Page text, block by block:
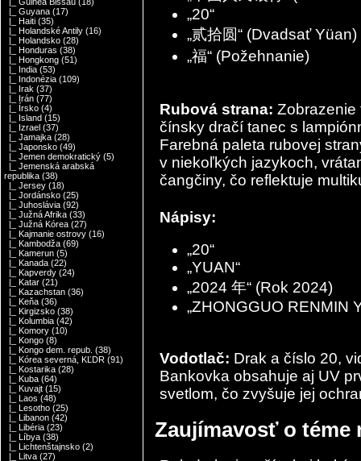
|_ Guyana (17)
|_ Haiti (35)
|_ Holandské Antily (16)
|_ Holandsko (28)
|_ Honduras (38)
|_ Hongkong (51)
|_ India (53)
|_ Indonézia (109)
|_ Irak (37)
|_ Irán (77)
|_ Írsko (4)
|_ Island (15)
|_ Izrael (37)
|_ Jamajka (28)
|_ Japonsko (49)
|_ Jemen demokratický (5)
|_ Jemenská arabská
republika (38)
|_ Jersey (18)
|_ Jordánsko (25)
|_ Juhoslávia (92)
|_ Južná Afrika (33)
|_ Južná Kórea (27)
|_ Kajmanie ostrovy (16)
|_ Kambodža (69)
|_ Kamerun (5)
|_ Kanada (22)
|_ Kapverdy (24)
|_ Katar (21)
|_ Kazachstan (36)
|_ Keňa (36)
|_ Kirgizsko (38)
|_ Kolumbia (42)
|_ Komory (10)
|_ Kongo (8)
|_ Kongo dem. repub. (38)
|_ Kórea severná, KĽDR (91)
|_ Kostarika (28)
|_ Kuba (64)
|_ Kuvajt (15)
|_ Laos (48)
|_ Lesotho (25)
|_ Libanon (42)
|_ Libéria (23)
|_ Líbya (38)
|_ Lichtenštajnsko (2)
|_ Litva (27)
„20“
„贰拾圆“ (Dvadsať Yüan)
„福“ (Požehnanie)
Rubová strana: Zobrazenie
čínsky dračí tanec s
Farebná paleta rubovej
v niekoľkých jazykoch,
čangčiny, čo reflektuje
Nápisy:
„20“
„YUAN“
„2024 年“ (Rok 2024)
„ZHONGGUO RENMIN
Vodotlač: Drak a číslo 20,
Bankovka obsahuje aj UV
svetlom, čo zvyšuje jej
Zaujímavosť o téme